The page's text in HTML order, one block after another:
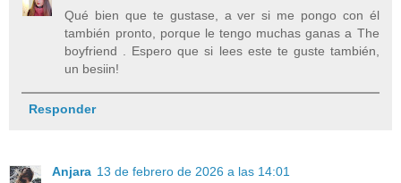
Qué bien que te gustase, a ver si me pongo con él
también pronto, porque le tengo muchas ganas a The
boyfriend . Espero que si lees este te guste también,
un besiin!
Responder
Anjara 13 de febrero de 2026 a las 14:01